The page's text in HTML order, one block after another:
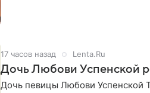
17 часов назад Lenta.Ru
Дочь Любови Успенской
Дочь певицы Любови Успенской